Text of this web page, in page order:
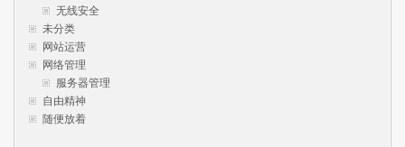
无线安全
未分类
网站运营
网络管理
服务器管理
自由精神
随便放着